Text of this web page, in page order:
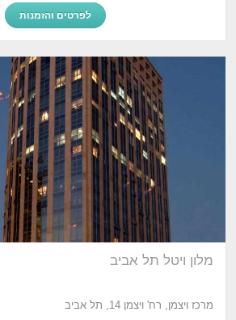
לפרטים והזמנות
מלון ויטל תל אביב
מרכז ויצמן, רח' ויצמן 14, תל אביב